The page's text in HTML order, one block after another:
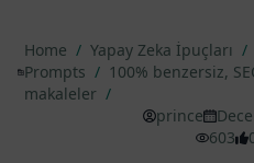
Home / Yapay Zeka İpuçları /
Prompts / 100% benzersiz,
makaleler /
prince
603